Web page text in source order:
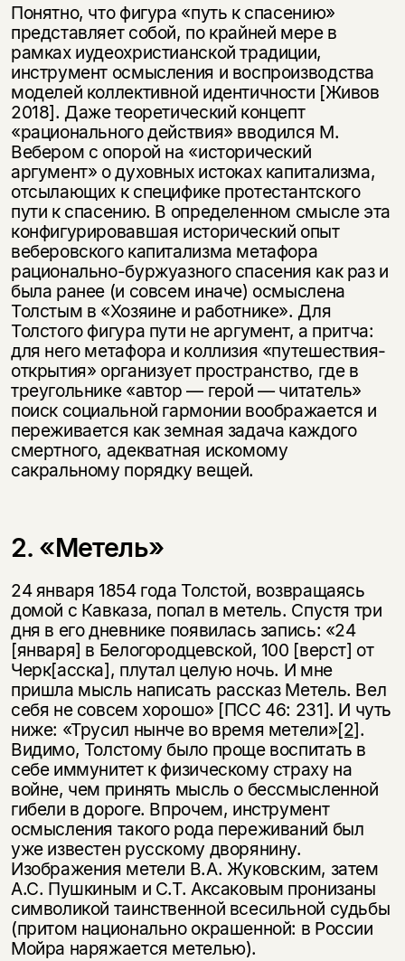
Понятно, что фигура «путь к спасению»
представляет собой, по крайней мере в
рамках иудеохристианской традиции,
инструмент осмысления и воспроизводства
моделей коллективной идентичности [Живов
2018]. Даже теоретический концепт
«рационального действия» вводился М.
Вебером с опорой на «исторический
аргумент» о духовных истоках капитализма,
отсылающих к специфике протестантского
пути к спасению. В определенном смысле эта
конфигурировавшая исторический опыт
веберовского капитализма метафора
рационально-буржуазного спасения как раз и
была ранее (и совсем иначе) осмыслена
Толстым в «Хозяине и работнике». Для
Толстого фигура пути не аргумент, а притча:
для него метафора и коллизия «путешествия-
открытия» организует пространство, где в
треугольнике «автор — герой — читатель»
поиск социальной гармонии воображается и
переживается как земная задача каждого
смертного, адекватная искомому
сакральному порядку вещей.
2. «Метель»
24 января 1854 года Толстой, возвращаясь
домой с Кавказа, попал в метель. Спустя три
дня в его дневнике появилась запись: «24
[января] в Белогородцевской, 100 [верст] от
Черк[асска], плутал целую ночь. И мне
пришла мысль написать рассказ Метель. Вел
себя не совсем хорошо» [ПСС 46: 231]. И чуть
ниже: «Трусил нынче во время метели»[2].
Видимо, Толстому было проще воспитать в
себе иммунитет к физическому страху на
войне, чем принять мысль о бессмысленной
гибели в дороге. Впрочем, инструмент
осмысления такого рода переживаний был
уже известен русскому дворянину.
Изображения метели В.А. Жуковским, затем
А.С. Пушкиным и С.Т. Аксаковым пронизаны
символикой таинственной всесильной судьбы
(притом национально окрашенной: в России
Мойра наряжается метелью).